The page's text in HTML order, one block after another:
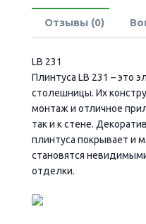
Отзывы (0)
LB 231
Плинтуса LB 231 – это
столешницы. Их
монтаж и отличное
так и к стене.
плинтуса покрывает и
становятся
отделки.